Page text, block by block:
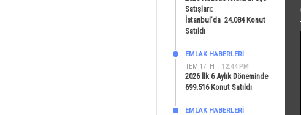
Satışları:
İstanbul’da 24.084 Konut
Satıldı
TEM 17TH 12:44 PM
EMLAK HABERLERI
2026 İlk 6 Aylık Döneminde
699.516 Konut Satıldı
EMLAK HABERLERI